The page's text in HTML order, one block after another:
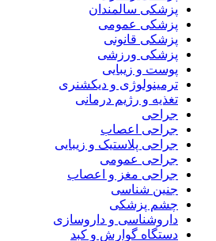
پزشکی سالمندان
پزشکی عمومی
پزشکی قانونی
پزشکی ورزشی
پوست و زیبایی
ترمینولوژی و دیکشنری
تغذیه و رژیم درمانی
جراحی
جراحی اعصاب
جراحی پلاستیک و زیبایی
جراحی عمومی
جراحی مغز و اعصاب
جنین شناسی
چشم پزشکی
داروشناسی و داروسازی
دستگاه گوارش و کبد